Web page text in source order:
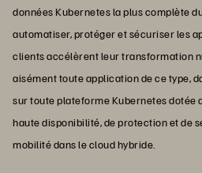
données Kubernetes la plus complète
automatiser, protéger et sécuriser les
clients accélèrent leur transformation
aisément toute application de ce type,
sur toute plateforme Kubernetes dotée
haute disponibilité, de protection et de
mobilité dans le cloud hybride.